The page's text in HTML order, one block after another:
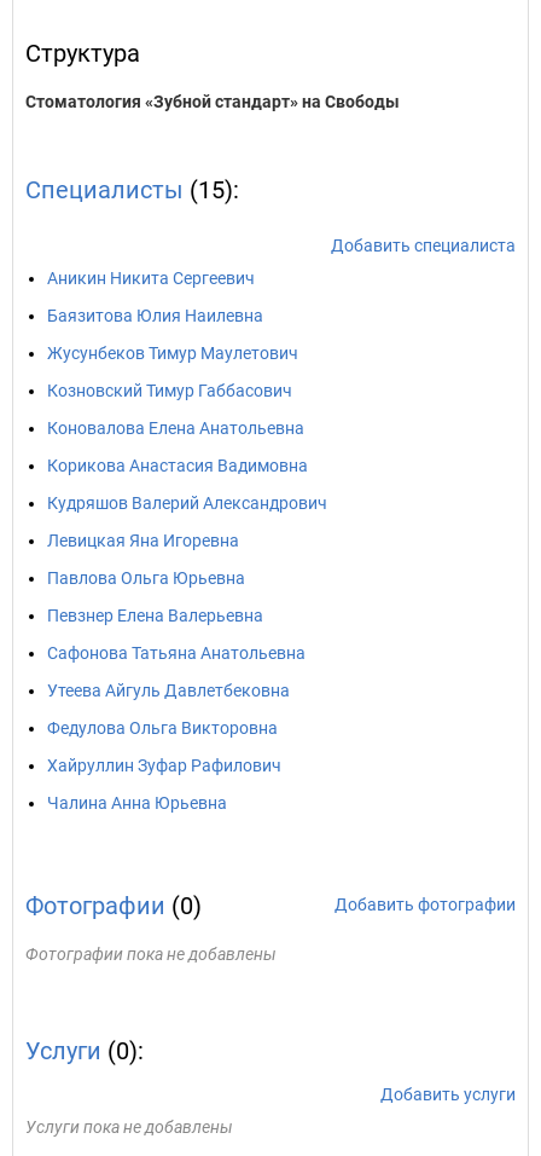
Структура
Стоматология «Зубной стандарт» на Свободы
Специалисты (15):
Добавить специалиста
Аникин Никита Сергеевич
Баязитова Юлия Наилевна
Жусунбеков Тимур Маулетович
Козновский Тимур Габбасович
Коновалова Елена Анатольевна
Корикова Анастасия Вадимовна
Кудряшов Валерий Александрович
Левицкая Яна Игоревна
Павлова Ольга Юрьевна
Певзнер Елена Валерьевна
Сафонова Татьяна Анатольевна
Утеева Айгуль Давлетбековна
Федулова Ольга Викторовна
Хайруллин Зуфар Рафилович
Чалина Анна Юрьевна
Фотографии (0) Добавить фотографии
Фотографии пока не добавлены
Услуги (0):
Добавить услуги
Услуги пока не добавлены